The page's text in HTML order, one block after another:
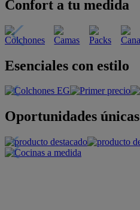
Confort a tu medida
Esenciales con estilo
Oportunidades únicas